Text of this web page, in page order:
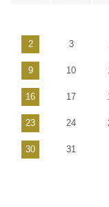
2 3
9 10
16 17
23 24
30 31